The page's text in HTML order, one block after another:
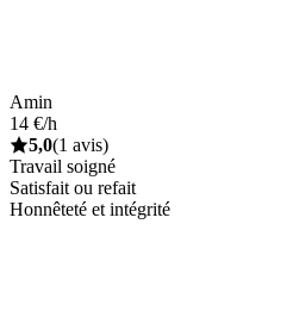
Amin
14 €/h
5,0(1 avis)
Travail soigné
Satisfait ou refait
Honnêteté et intégrité